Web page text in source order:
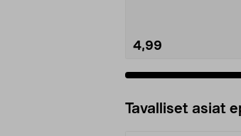
4,99
Tavalliset asiat